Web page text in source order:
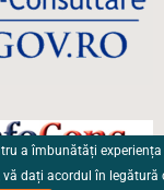
a îmbunătăți experiența
dați acordul în legătură